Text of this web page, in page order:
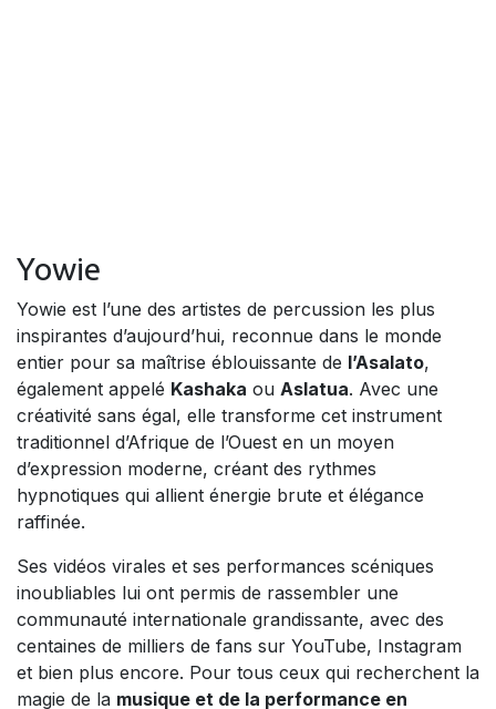
Yowie
Yowie est l’une des artistes de percussion les plus
inspirantes d’aujourd’hui, reconnue dans le monde
entier pour sa maîtrise éblouissante de l’Asalato,
également appelé Kashaka ou Aslatua. Avec une
créativité sans égal, elle transforme cet instrument
traditionnel d’Afrique de l’Ouest en un moyen
d’expression moderne, créant des rythmes
hypnotiques qui allient énergie brute et élégance
raffinée.
Ses vidéos virales et ses performances scéniques
inoubliables lui ont permis de rassembler une
communauté internationale grandissante, avec des
centaines de milliers de fans sur YouTube, Instagram
et bien plus encore. Pour tous ceux qui recherchent la
magie de la musique et de la performance en